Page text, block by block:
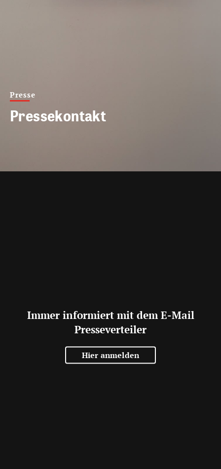
Presse
Pressekontakt
Immer informiert mit dem E-Mail
Presseverteiler
Hier anmelden